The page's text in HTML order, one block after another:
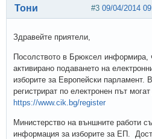
#3 09/04/2014
Тони
Здравейте приятели,
Посолството в Брюксел информира,
активирано подаването на
изборите за Европейски парламент.
регистрират по електронен път
https://www.cik.bg/register
Министерство на външните работи
информация за изборите за ЕП.